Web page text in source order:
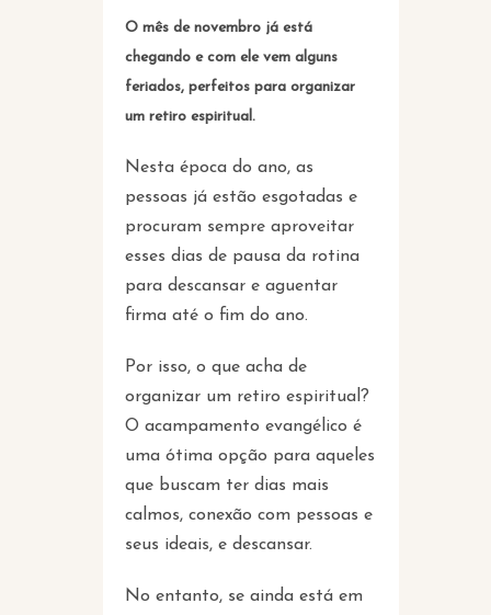
O mês de novembro já está
chegando e com ele vem alguns
feriados, perfeitos para organizar
um retiro espiritual.
Nesta época do ano, as
pessoas já estão esgotadas e
procuram sempre aproveitar
esses dias de pausa da rotina
para descansar e aguentar
firma até o fim do ano.
Por isso, o que acha de
organizar um retiro espiritual?
O acampamento evangélico é
uma ótima opção para aqueles
que buscam ter dias mais
calmos, conexão com pessoas e
seus ideais, e descansar.
No entanto, se ainda está em